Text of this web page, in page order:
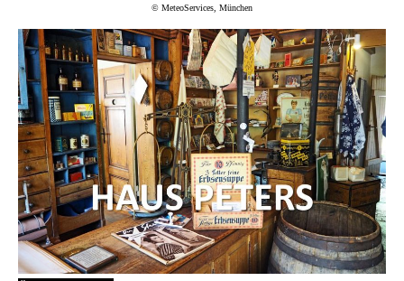
© MeteoServices, München